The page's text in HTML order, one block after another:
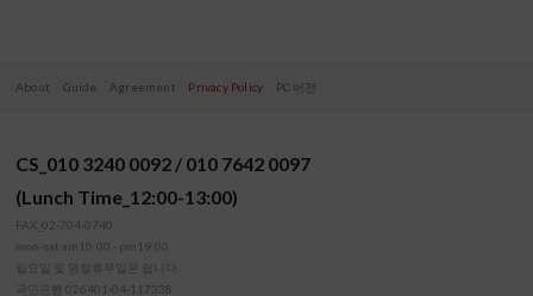
About Guide Agreement Privacy Policy PC 버전
CS_010 3240 0092 / 010 7642 0097
(Lunch Time_12:00-13:00)
FAX_02-704-0740
mon-sat am10:00 - pm19:00
일요일 및 명절휴무일은 쉽니다.
국민은행 026401-04-117338